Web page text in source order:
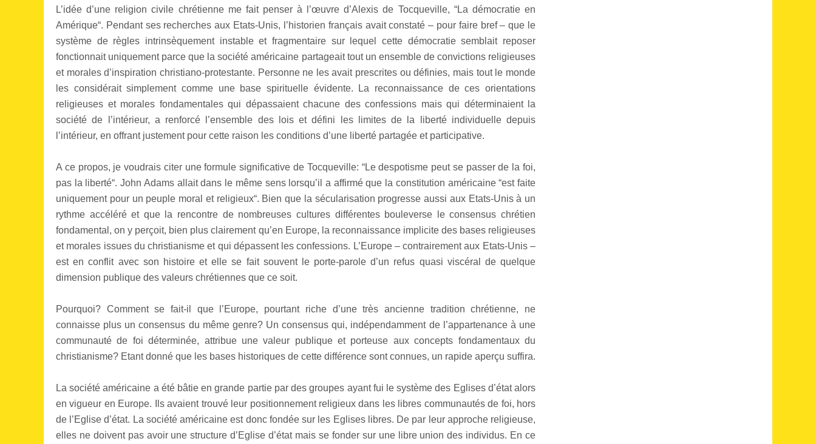
L’idée d’une religion civile chrétienne me fait penser à l’œuvre d’Alexis de Tocqueville, “La démocratie en
Amérique“. Pendant ses recherches aux Etats-Unis, l’historien français avait constaté – pour faire bref – que le
système de règles intrinsèquement instable et fragmentaire sur lequel cette démocratie semblait reposer
fonctionnait uniquement parce que la société américaine partageait tout un ensemble de convictions religieuses
et morales d’inspiration christiano-protestante. Personne ne les avait prescrites ou définies, mais tout le monde
les considérait simplement comme une base spirituelle évidente. La reconnaissance de ces orientations
religieuses et morales fondamentales qui dépassaient chacune des confessions mais qui déterminaient la
société de l’intérieur, a renforcé l’ensemble des lois et défini les limites de la liberté individuelle depuis
l’intérieur, en offrant justement pour cette raison les conditions d’une liberté partagée et participative.
A ce propos, je voudrais citer une formule significative de Tocqueville: “Le despotisme peut se passer de la foi,
pas la liberté“. John Adams allait dans le même sens lorsqu’il a affirmé que la constitution américaine “est faite
uniquement pour un peuple moral et religieux“. Bien que la sécularisation progresse aussi aux Etats-Unis à un
rythme accéléré et que la rencontre de nombreuses cultures différentes bouleverse le consensus chrétien
fondamental, on y perçoit, bien plus clairement qu’en Europe, la reconnaissance implicite des bases religieuses
et morales issues du christianisme et qui dépassent les confessions. L’Europe – contrairement aux Etats-Unis –
est en conflit avec son histoire et elle se fait souvent le porte-parole d’un refus quasi viscéral de quelque
dimension publique des valeurs chrétiennes que ce soit.
Pourquoi? Comment se fait-il que l’Europe, pourtant riche d’une très ancienne tradition chrétienne, ne
connaisse plus un consensus du même genre? Un consensus qui, indépendamment de l’appartenance à une
communauté de foi déterminée, attribue une valeur publique et porteuse aux concepts fondamentaux du
christianisme? Etant donné que les bases historiques de cette différence sont connues, un rapide aperçu suffira.
La société américaine a été bâtie en grande partie par des groupes ayant fui le système des Eglises d’état alors
en vigueur en Europe. Ils avaient trouvé leur positionnement religieux dans les libres communautés de foi, hors
de l’Eglise d’état. La société américaine est donc fondée sur les Eglises libres. De par leur approche religieuse,
elles ne doivent pas avoir une structure d’Eglise d’état mais se fonder sur une libre union des individus. En ce